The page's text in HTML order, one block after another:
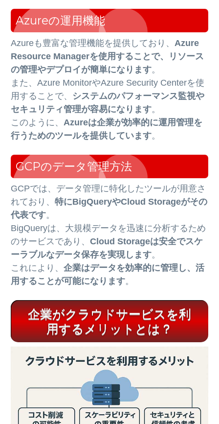
Azureの運用機能
Azureも豊富な管理機能を提供しており、 Azure
Resource Managerを使用することで、リソース
の管理やデプロイが簡単になります。
また、Azure MonitorやAzure Security Centerを使
用することで、 システムのパフォーマンス監視や
セキュリティ管理が容易になります。
このように、 Azureは企業が効率的に運用管理を
行うためのツールを提供しています。
GCPのデータ管理方法
GCPでは、データ管理に特化したツールが用意さ
れており、特にBigQueryやCloud Storageがその
代表です。
BigQueryは、大規模データを迅速に分析するため
のサービスであり、Cloud Storageは安全でスケ
ーラブルなデータ保存を実現します。
これにより、企業はデータを効率的に管理し、活
用することが可能になります。
企業がクラウドサービスを利
用するメリットとは？